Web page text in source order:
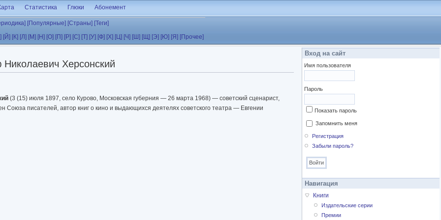
Статистика Глюки Абонемент
[Популярные] [Страны] [Теги]
[Й] [К] [Л] [М] [Н] [О] [П] [Р] [С] [Т] [У] [Ф] [Х] [Ц] [Ч] [Ш] [Щ] [Э] [Ю] [Я] [Прочее]
Херсонский
(3 (15) июля 1897, село Курово, Московская губерния — 26 марта 1968) — советский сценарист,
Союза писателей, автор книг о кино и выдающихся деятелях советского театра — Евгении
Вход на сайт
Имя пользователя
Пароль
Показать пароль
Запомнить меня
Регистрация
Забыли пароль?
Навигация
Книги
Издательские серии
Премии